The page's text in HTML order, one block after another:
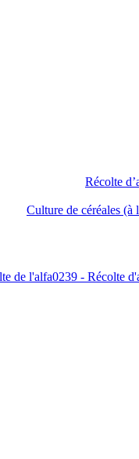
de l'alfa0239 - Récolte